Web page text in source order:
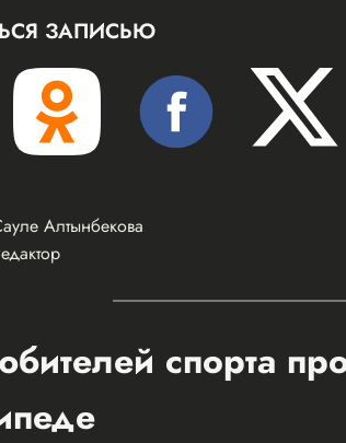
ЗАПИСЬЮ
Алтынбекова
спорта